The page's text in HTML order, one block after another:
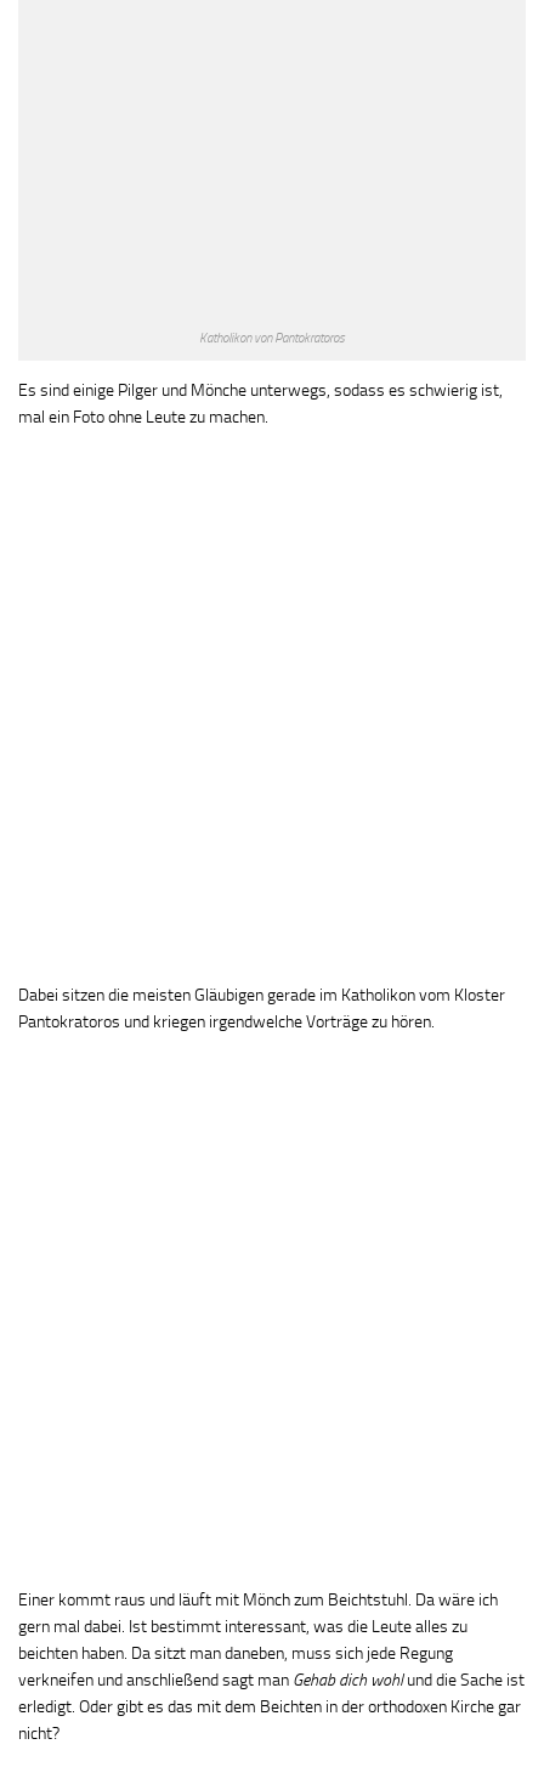
Katholikon von Pantokratoros
Es sind einige Pilger und Mönche unterwegs, sodass es schwierig ist,
mal ein Foto ohne Leute zu machen.
Dabei sitzen die meisten Gläubigen gerade im Katholikon vom Kloster
Pantokratoros und kriegen irgendwelche Vorträge zu hören.
Einer kommt raus und läuft mit Mönch zum Beichtstuhl. Da wäre ich
gern mal dabei. Ist bestimmt interessant, was die Leute alles zu
beichten haben. Da sitzt man daneben, muss sich jede Regung
verkneifen und anschließend sagt man Gehab dich wohlund die Sache ist
erledigt. Oder gibt es das mit dem Beichten in der orthodoxen Kirche gar
nicht?